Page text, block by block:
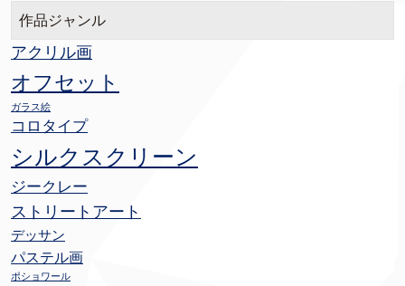
作品ジャンル
アクリル画
オフセット
ガラス絵
コロタイプ
シルクスクリーン
ジークレー
ストリートアート
デッサン
パステル画
ポショワール